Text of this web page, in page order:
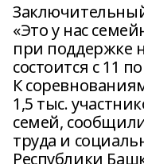
«Это у нас
при поддержке
состоится с 11
К
1,5 тыс.
семей,
труда и
Республики